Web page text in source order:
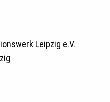
Leipzig e.V.